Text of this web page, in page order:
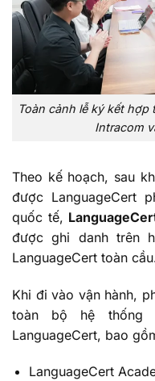
Toàn cảnh lễ ký kết
Intracom
Theo kế hoạch, sau
được LanguageCert
quốc tế,
được ghi danh trên
LanguageCert toàn
Khi đi vào vận hành,
toàn bộ hệ thống
LanguageCert, bao
LanguageCert